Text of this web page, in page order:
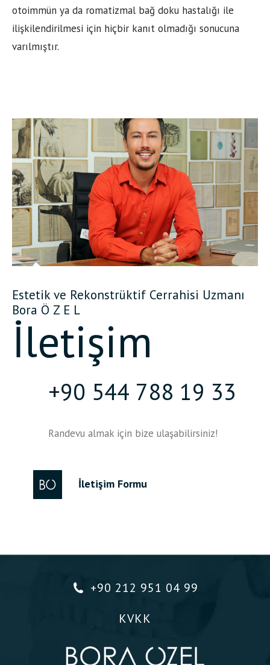
otoimmün ya da romatizmal bağ doku hastalığı ile
ilişkilendirilmesi için hiçbir kanıt olmadığı sonucuna
varılmıştır.
Estetik ve Rekonstrüktif Cerrahisi Uzmanı
Bora Ö Z E L
İletişim
+90 544 788 19 33
Randevu almak için bize ulaşabilirsiniz!
İletişim Formu
+90 212 951 04 99
KVKK